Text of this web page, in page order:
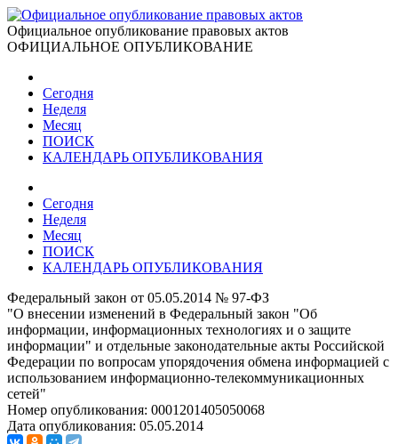
Официальное опубликование правовых актов
ОФИЦИАЛЬНОЕ ОПУБЛИКОВАНИЕ
Сегодня
Неделя
Месяц
ПОИСК
КАЛЕНДАРЬ ОПУБЛИКОВАНИЯ
Сегодня
Неделя
Месяц
ПОИСК
КАЛЕНДАРЬ ОПУБЛИКОВАНИЯ
Федеральный закон от 05.05.2014 № 97-ФЗ
"О внесении изменений в Федеральный закон "Об
информации, информационных технологиях и о защите
информации" и отдельные законодательные акты Российской
Федерации по вопросам упорядочения обмена информацией с
использованием информационно-телекоммуникационных
сетей"
Номер опубликования: 0001201405050068
Дата опубликования: 05.05.2014